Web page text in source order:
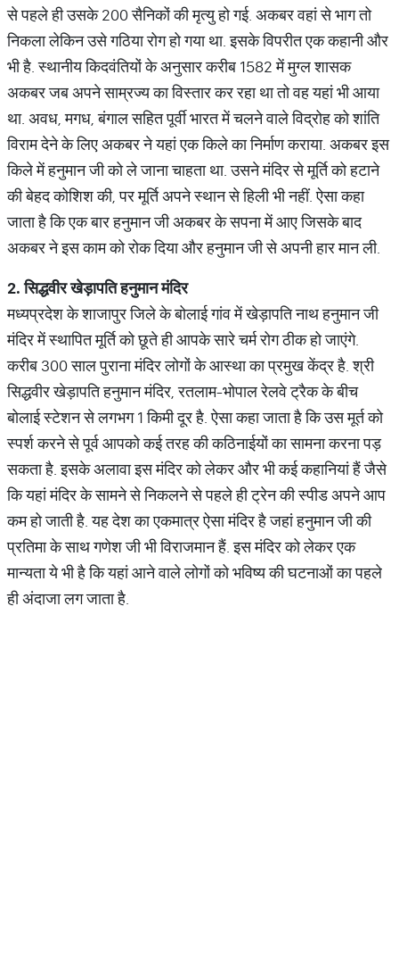
से पहले ही उसके 200 सैनिकों की मृत्यु हो गई. अकबर वहां से भाग तो
निकला लेकिन उसे गठिया रोग हो गया था. इसके विपरीत एक कहानी और
भी है. स्थानीय किदवंतियों के अनुसार करीब 1582 में मुग्ल शासक
अकबर जब अपने साम्रज्य का विस्तार कर रहा था तो वह यहां भी आया
था. अवध, मगध, बंगाल सहित पूर्वी भारत में चलने वाले विद्रोह को शांति
विराम देने के लिए अकबर ने यहां एक किले का निर्माण कराया. अकबर इस
किले में हनुमान जी को ले जाना चाहता था. उसने मंदिर से मूर्ति को हटाने
की बेहद कोशिश की, पर मूर्ति अपने स्थान से हिली भी नहीं. ऐसा कहा
जाता है कि एक बार हनुमान जी अकबर के सपना में आए जिसके बाद
अकबर ने इस काम को रोक दिया और हनुमान जी से अपनी हार मान ली.
2.सिद्धवीरखेड़ापतिहनुमानमंदिर
मध्यप्रदेश के शाजापुर जिले के बोलाई गांव में खेड़ापति नाथ हनुमान जी
मंदिर में स्थापित मूर्ति को छूते ही आपके सारे चर्म रोग ठीक हो जाएंगे.
करीब 300 साल पुराना मंदिर लोगों के आस्था का प्रमुख केंद्र है. श्री
सिद्धवीर खेड़ापति हनुमान मंदिर, रतलाम-भोपाल रेलवे ट्रैक के बीच
बोलाई स्टेशन से लगभग 1 किमी दूर है. ऐसा कहा जाता है कि उस मूर्त को
स्पर्श करने से पूर्व आपको कई तरह की कठिनाईयों का सामना करना पड़
सकता है. इसके अलावा इस मंदिर को लेकर और भी कई कहानियां हैं जैसे
कि यहां मंदिर के सामने से निकलने से पहले ही ट्रेन की स्पीड अपने आप
कम हो जाती है. यह देश का एकमात्र ऐसा मंदिर है जहां हनुमान जी की
प्रतिमा के साथ गणेश जी भी विराजमान हैं. इस मंदिर को लेकर एक
मान्यता ये भी है कि यहां आने वाले लोगों को भविष्य की घटनाओं का पहले
ही अंदाजा लग जाता है.